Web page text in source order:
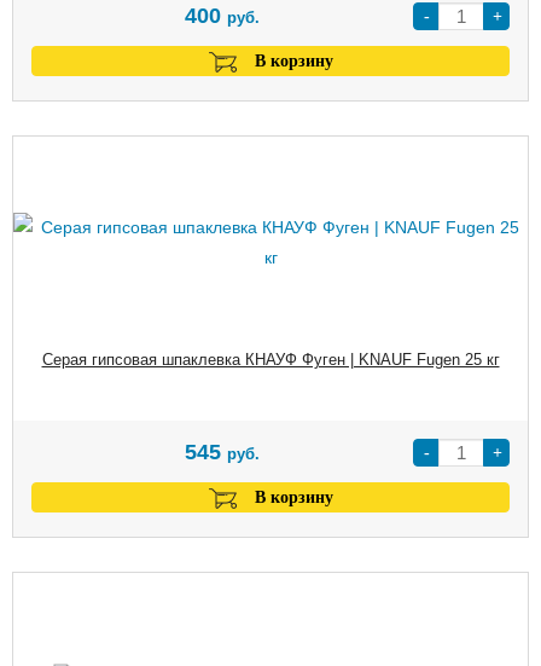
- +
400 руб.
В корзину
Серая гипсовая шпаклевка КНАУФ Фуген | KNAUF Fugen 25 кг
- +
545 руб.
В корзину